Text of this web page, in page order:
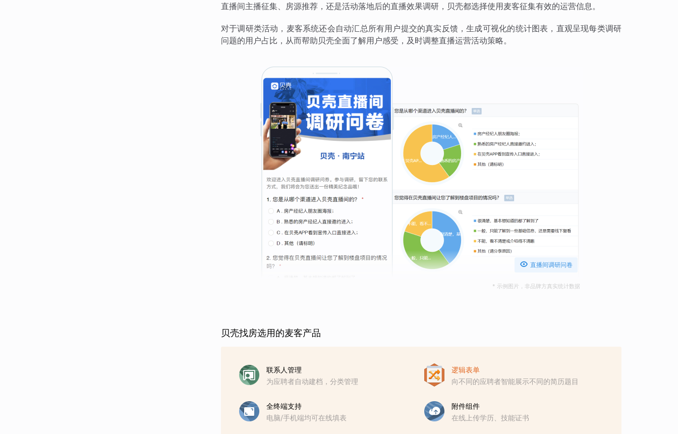
直播间主播征集、房源推荐，还是活动落地后的直播效果调研，贝壳都选择使用麦客征集有效的运营信息。
对于调研类活动，麦客系统还会自动汇总所有用户提交的真实反馈，生成可视化的统计图表，直观呈现每类调研
问题的用户占比，从而帮助贝壳全面了解用户感受，及时调整直播运营活动策略。
 直播间调研问卷
* 示例图片，非品牌方真实统计数据
贝壳找房选用的麦客产品
联系人管理
为应聘者自动建档，分类管理
逻辑表单
向不同的应聘者智能展示不同的简历题目
全终端支持
电脑/手机端均可在线填表
附件组件
在线上传学历、技能证书